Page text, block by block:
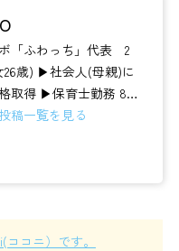
「ふわっち」代表 2
26歳) ▶社会人(母親)に
取得 ▶保育士勤務 8
稿一覧を見る
コニ）です。